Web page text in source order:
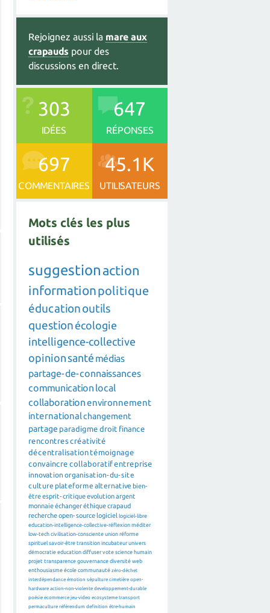
Rejoignez aussi la mare aux
crapauds pour des
discussions en direct.
303
IDÉES
647
RÉPONSES
697
COMMENTAIRES
45.1K
UTILISATEURS
Mots clés les plus
utilisés
suggestion action
informationpolitique
éducationoutils
question écologie
intelligence-collective
opinion santé médias
partage-de-connaissances
communication local
collaborationenvironnement
internationalchangement
partage paradigme droit finance
rencontrescréativité
décentralisation témoignage
convaincre collaboratifentreprise
innovation organisation-du-site
culture plateforme alternative bien-
êtreesprit-critiqueevolutionargent
monnaieéchangeréthiquecrapaud
rechercheopen-source logiciel logiciel-libre
education-intelligence-collective-réflexion méditer
low-tech civilisation-consciente union réforme
spirituel savoir-être transition incubateur univers
démocratie education diffuser vote science humain
projet transparence gouvernance diversité web
enthousiasme école communauté zéro-déchet
interdépendance émotion sépulture cimetière open-
hardware action-non-violente developpement-durable
poésie ecommerce jeu-video ecosysteme transport
permaculture référendum definition être-humain